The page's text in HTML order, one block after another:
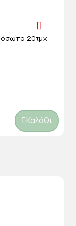
20τμχ
Καλάθι